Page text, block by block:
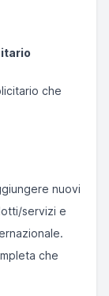
che
nuovi
servizi e
che